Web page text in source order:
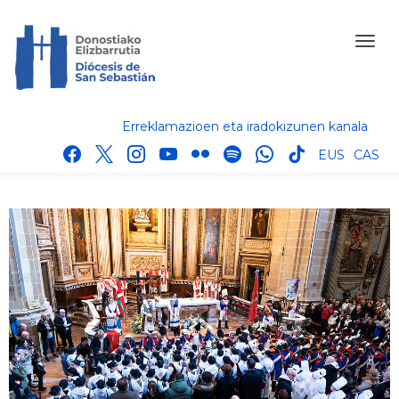
Erreklamazioen eta iradokizunen kanala
facebook
x instagram
youtube
flickr spotifywhatsapp
tik
EUS CAS